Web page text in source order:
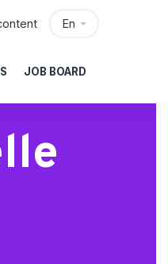
En
JOB BOARD